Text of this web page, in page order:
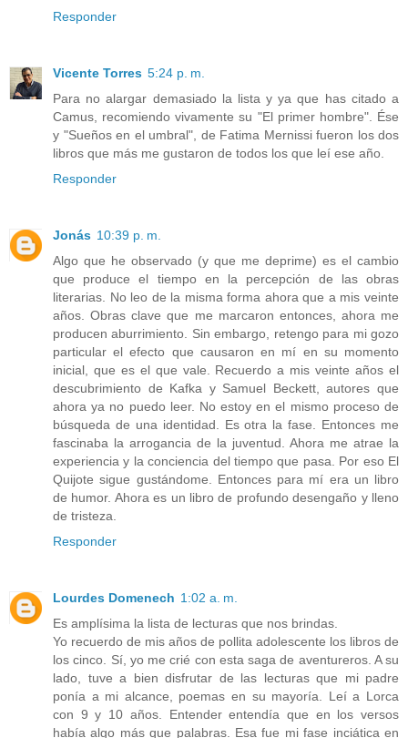
Responder
Vicente Torres 5:24 p. m.
Para no alargar demasiado la lista y ya que has citado a
Camus, recomiendo vivamente su "El primer hombre". Ése
y "Sueños en el umbral", de Fatima Mernissi fueron los dos
libros que más me gustaron de todos los que leí ese año.
Responder
Jonás 10:39 p. m.
Algo que he observado (y que me deprime) es el cambio
que produce el tiempo en la percepción de las obras
literarias. No leo de la misma forma ahora que a mis veinte
años. Obras clave que me marcaron entonces, ahora me
producen aburrimiento. Sin embargo, retengo para mi gozo
particular el efecto que causaron en mí en su momento
inicial, que es el que vale. Recuerdo a mis veinte años el
descubrimiento de Kafka y Samuel Beckett, autores que
ahora ya no puedo leer. No estoy en el mismo proceso de
búsqueda de una identidad. Es otra la fase. Entonces me
fascinaba la arrogancia de la juventud. Ahora me atrae la
experiencia y la conciencia del tiempo que pasa. Por eso El
Quijote sigue gustándome. Entonces para mí era un libro
de humor. Ahora es un libro de profundo desengaño y lleno
de tristeza.
Responder
Lourdes Domenech 1:02 a. m.
Es amplísima la lista de lecturas que nos brindas.
Yo recuerdo de mis años de pollita adolescente los libros de
los cinco. Sí, yo me crié con esta saga de aventureros. A su
lado, tuve a bien disfrutar de las lecturas que mi padre
ponía a mi alcance, poemas en su mayoría. Leí a Lorca
con 9 y 10 años. Entender entendía que en los versos
había algo más que palabras. Esa fue mi fase inciática en